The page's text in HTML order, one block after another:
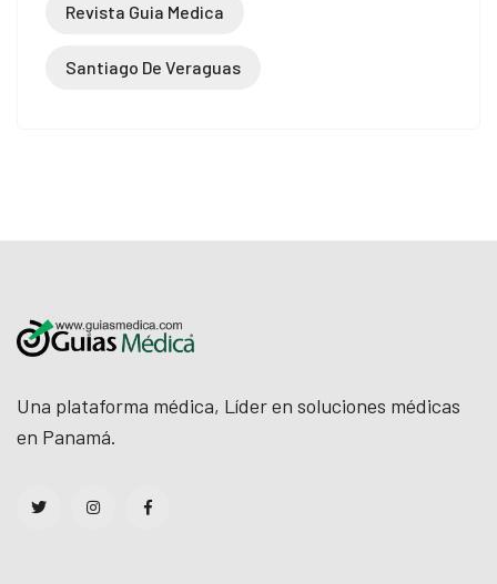
Revista Guia Medica
Santiago De Veraguas
Una plataforma médica, Líder en soluciones médicas
en Panamá.